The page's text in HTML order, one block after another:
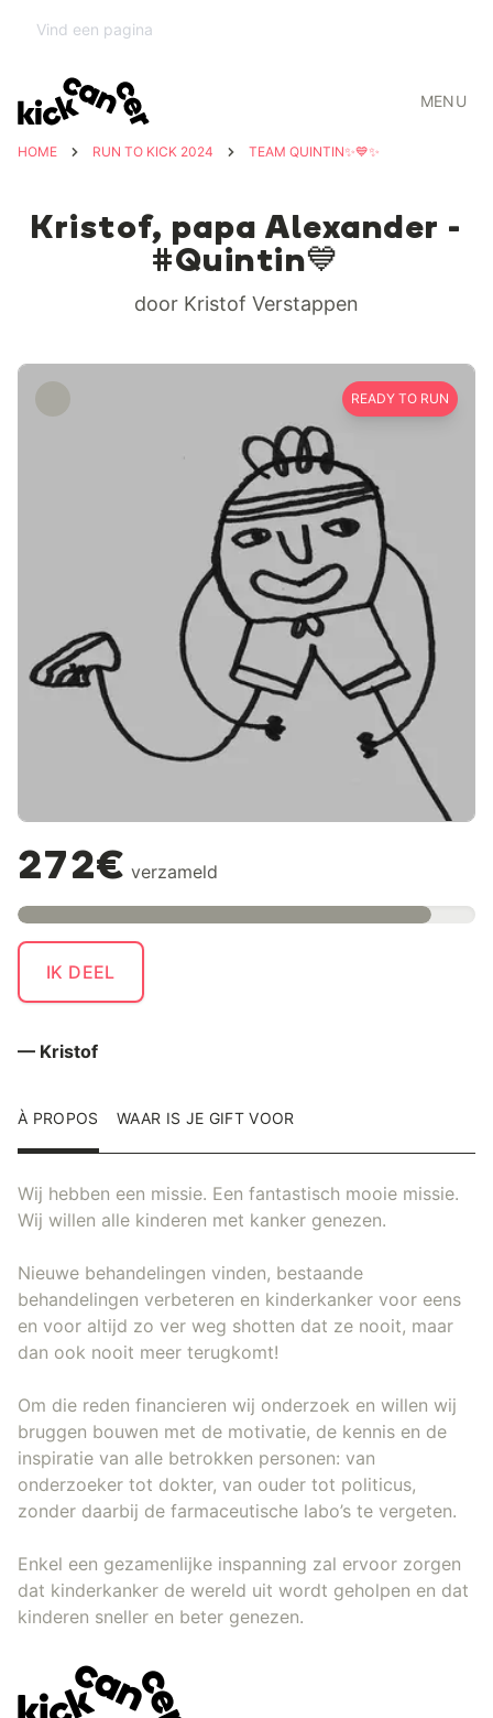
MENU
HOME RUN TO KICK 2024 TEAM QUINTIN✨💙✨
Kristof, papa Alexander -
#Quintin💙
door Kristof Verstappen
READY TO RUN
272€ verzameld
IK DEEL
— Kristof
À PROPOS WAAR IS JE GIFT VOOR
Wij hebben een missie. Een fantastisch mooie missie.
Wij willen alle kinderen met kanker genezen.
Nieuwe behandelingen vinden, bestaande
behandelingen verbeteren en kinderkanker voor eens
en voor altijd zo ver weg shotten dat ze nooit, maar
dan ook nooit meer terugkomt!
Om die reden financieren wij onderzoek en willen wij
bruggen bouwen met de motivatie, de kennis en de
inspiratie van alle betrokken personen: van
onderzoeker tot dokter, van ouder tot politicus,
zonder daarbij de farmaceutische labo’s te vergeten.
Enkel een gezamenlijke inspanning zal ervoor zorgen
dat kinderkanker de wereld uit wordt geholpen en dat
kinderen sneller en beter genezen.